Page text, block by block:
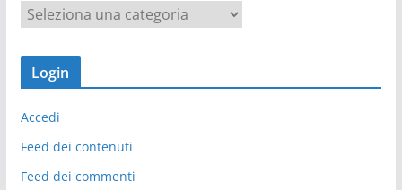
a
t
o
r
i
Login
Accedi
Feed dei contenuti
Feed dei commenti